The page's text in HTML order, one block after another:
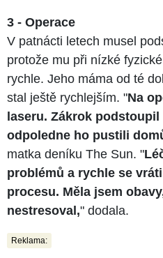
3 - Operace
V patnácti letech musel
protože mu při nízké
rychle. Jeho máma od té
stal ještě rychlejším. "Na
laseru. Zákrok podstoupil
odpoledne ho pustili
matka deníku The Sun. "
problémů a rychle se
procesu. Měla jsem
nestresoval," dodala.
Reklama: